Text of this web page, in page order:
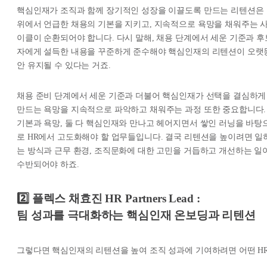
핵심인재가 조직과 함께 장기적인 성장을 이끌도록 만드는 리텐션은
위에서 언급한 채용의 기본을 지키고, 지속적으로 욕망을 채워주는
이클이 순환되어야 합니다. 다시 말해, 채용 단계에서 세운 기준과 후
자에게 설득한 내용을 꾸준하게 준수해야 핵심인재의 리텐션이 오랫
안 유지될 수 있다는 거죠.
채용 준비 단계에서 세운 기준과 더불어 핵심인재가 선택을 결심하게
만드는 욕망을 지속적으로 파악하고 채워주는 과정 또한 중요합니다.
기본과 욕망, 둘 다 핵심인재와 만나고 헤어지면서 쌓인 러닝을 바탕
로 HR에서 고도화해야 할 업무들입니다. 결국 리텐션을 높이려면 일
는 방식과 근무 환경, 조직문화에 대한 고민을 거듭하고 개선하는 일
수반되어야 하죠.
2️⃣ 플렉스 채효진 HR Partners Lead :
팀 성과를 극대화하는 핵심인재 온보딩과 리텐션
그렇다면 핵심인재의 리텐션을 높여 조직 성과에 기여하려면 어떤